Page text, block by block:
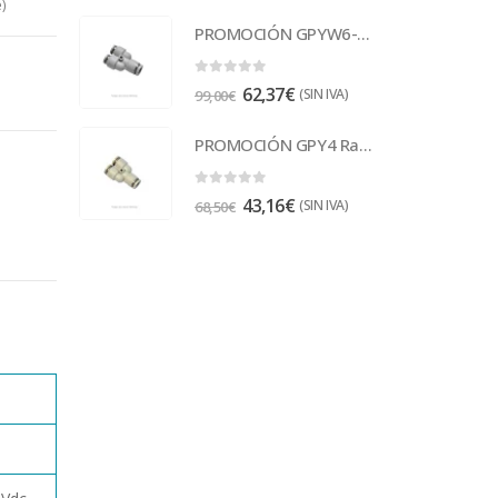
PROMOCIÓN GPYW6-4 Racor
99,00€ 62,37€ (SIN IVA)
PROMOCIÓN GPY4 Racor
68,50€ 43,16€ (SIN IVA)